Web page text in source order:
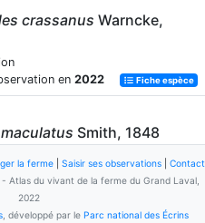
crassanus Warncke,
en 2022 Fiche espèce
Smith, 1848
en
2026 Fiche espèce
la ferme Saisir ses observations
Contact
Atlas du vivant de la ferme du Grand Laval,
2022
, développé par le Parc national des Écrins